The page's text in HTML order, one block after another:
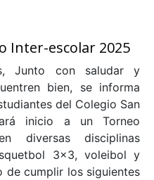
Inter-escolar 2025
Junto con saludar y
bien, se informa
del Colegio San
inicio a un Torneo
diversas disciplinas
3x3, voleibol y
de cumplir los siguientes